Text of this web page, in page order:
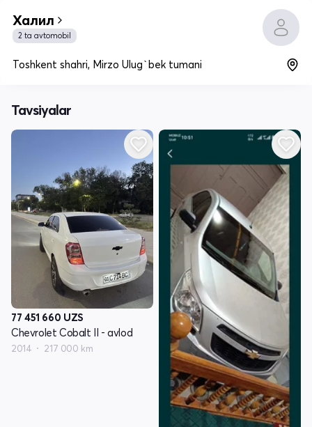
Халил
2 ta avtomobil
Toshkent shahri, Mirzo Ulug`bek tumani
Tavsiyalar
77 451 660 UZS
Chevrolet Cobalt II - avlod
2014 217 000 km